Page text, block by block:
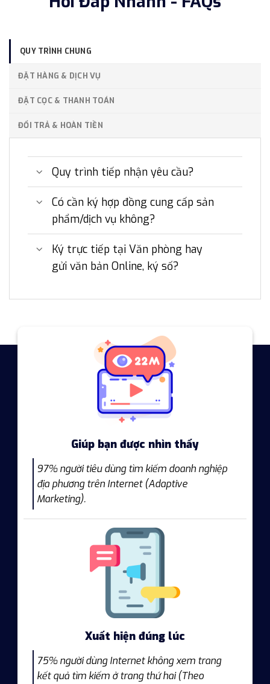
QUY TRÌNH CHUNG
ĐẶT HÀNG & DỊCH VỤ
ĐẶT CỌC & THANH TOÁN
ĐỔI TRẢ & HOÀN TIỀN
Quy trình tiếp nhận yêu cầu?
Có cần ký hợp đồng cung cấp sản
phẩm/dịch vụ không?
Ký trực tiếp tại Văn phòng hay
gửi văn bản Online, ký số?
Giúp bạn được nhìn thấy
97% người tiêu dùng tìm kiếm doanh nghiệp
địa phương trên Internet (Adaptive
Marketing).
Xuất hiện đúng lúc
75% người dùng Internet không xem trang
kết quả tìm kiếm ở trang thứ hai (Theo